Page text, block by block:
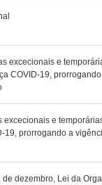
excecionais e
COVID-19,
excecionais e
prorrogando a
dezembro, Lei da